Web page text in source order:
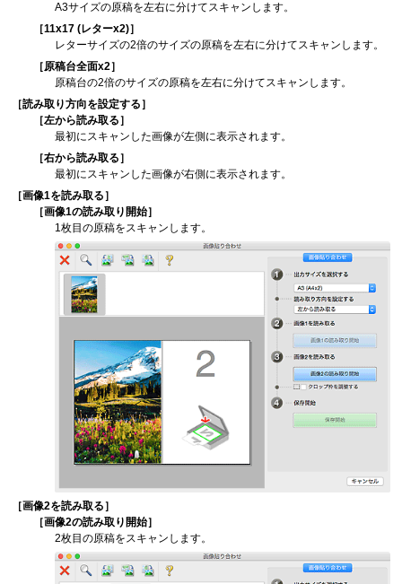
A3サイズの原稿を左右に分けてスキャンします。
［11x17 (レターx2)］
レターサイズの2倍のサイズの原稿を左右に分けてスキャンします。
［原稿台全面x2］
原稿台の2倍のサイズの原稿を左右に分けてスキャンします。
［読み取り方向を設定する］
［左から読み取る］
最初にスキャンした画像が左側に表示されます。
［右から読み取る］
最初にスキャンした画像が右側に表示されます。
［画像1を読み取る］
［画像1の読み取り開始］
1枚目の原稿をスキャンします。
［画像2を読み取る］
［画像2の読み取り開始］
2枚目の原稿をスキャンします。